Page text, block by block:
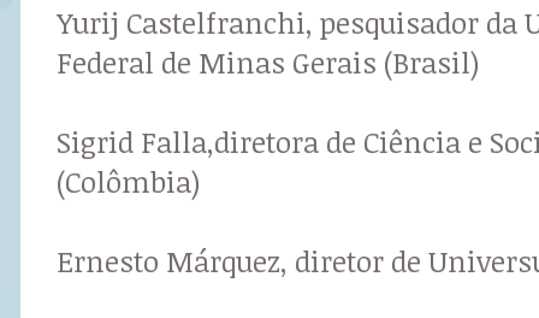
Yurij Castelfranchi, pesquisador da
Federal de Minas Gerais (Brasil)
Sigrid Falla,diretora de Ciência e
(Colômbia)
Ernesto Márquez, diretor de